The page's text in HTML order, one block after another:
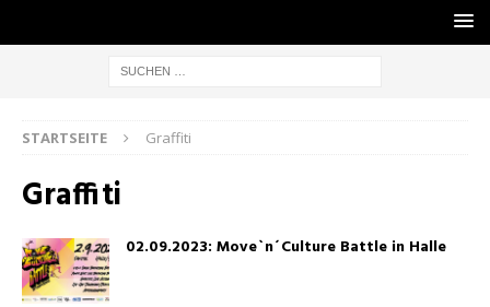
STARTSEITE Graffiti
Graffiti
02.09.2023: Move`n´Culture Battle in Halle